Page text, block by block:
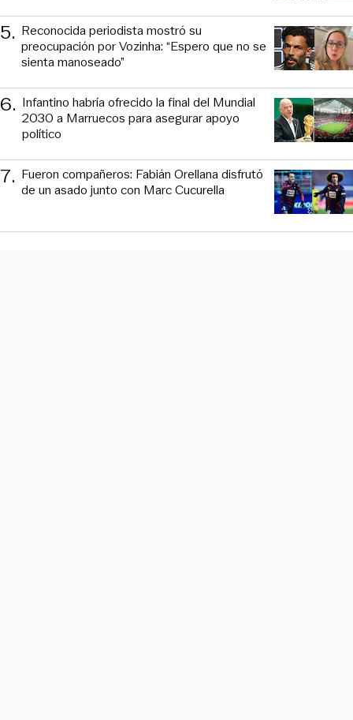
5. Reconocida periodista mostró su
preocupación por Vozinha: “Espero que no se
sienta manoseado”
6. Infantino habría ofrecido la final del Mundial
2030 a Marruecos para asegurar apoyo
político
7. Fueron compañeros: Fabián Orellana disfrutó
de un asado junto con Marc Cucurella